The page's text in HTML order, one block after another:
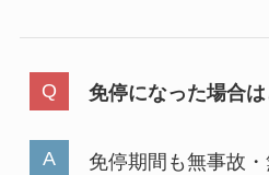
免停になった場合
免停期間も無事故